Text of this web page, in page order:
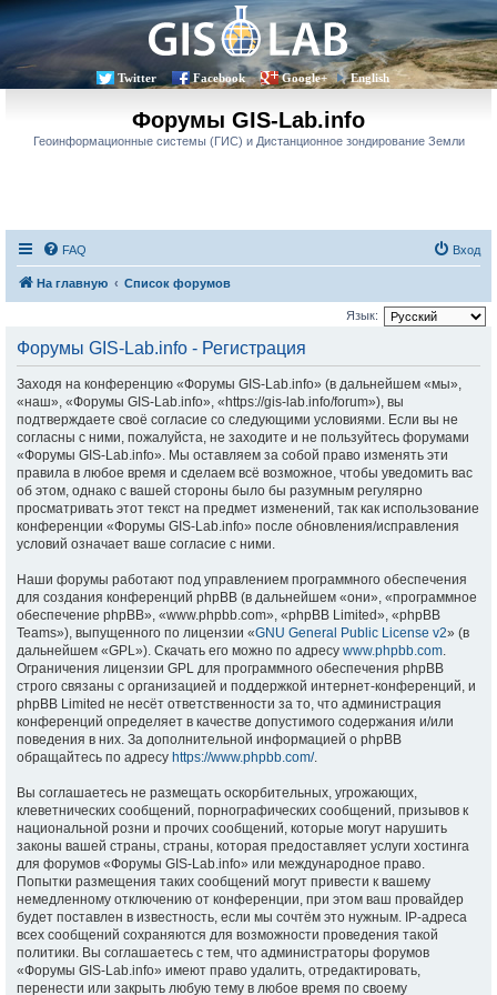
Twitter Facebook Google+ English
Форумы GIS-Lab.info
Геоинформационные системы (ГИС) и Дистанционное зондирование Земли
FAQ Вход
На главную Список форумов
Язык:
Форумы GIS-Lab.info - Регистрация
Заходя на конференцию «Форумы GIS-Lab.info» (в дальнейшем «мы»,
«наш», «Форумы GIS-Lab.info», «https://gis-lab.info/forum»), вы
подтверждаете своё согласие со следующими условиями. Если вы не
согласны с ними, пожалуйста, не заходите и не пользуйтесь форумами
«Форумы GIS-Lab.info». Мы оставляем за собой право изменять эти
правила в любое время и сделаем всё возможное, чтобы уведомить вас
об этом, однако с вашей стороны было бы разумным регулярно
просматривать этот текст на предмет изменений, так как использование
конференции «Форумы GIS-Lab.info» после обновления/исправления
условий означает ваше согласие с ними.
Наши форумы работают под управлением программного обеспечения
для создания конференций phpBB (в дальнейшем «они», «программное
обеспечение phpBB», «www.phpbb.com», «phpBB Limited», «phpBB
Teams»), выпущенного по лицензии «GNU General Public License v2» (в
дальнейшем «GPL»). Скачать его можно по адресу www.phpbb.com.
Ограничения лицензии GPL для программного обеспечения phpBB
строго связаны с организацией и поддержкой интернет-конференций, и
phpBB Limited не несёт ответственности за то, что администрация
конференций определяет в качестве допустимого содержания и/или
поведения в них. За дополнительной информацией о phpBB
обращайтесь по адресу https://www.phpbb.com/.
Вы соглашаетесь не размещать оскорбительных, угрожающих,
клеветнических сообщений, порнографических сообщений, призывов к
национальной розни и прочих сообщений, которые могут нарушить
законы вашей страны, страны, которая предоставляет услуги хостинга
для форумов «Форумы GIS-Lab.info» или международное право.
Попытки размещения таких сообщений могут привести к вашему
немедленному отключению от конференции, при этом ваш провайдер
будет поставлен в известность, если мы сочтём это нужным. IP-адреса
всех сообщений сохраняются для возможности проведения такой
политики. Вы соглашаетесь с тем, что администраторы форумов
«Форумы GIS-Lab.info» имеют право удалить, отредактировать,
перенести или закрыть любую тему в любое время по своему